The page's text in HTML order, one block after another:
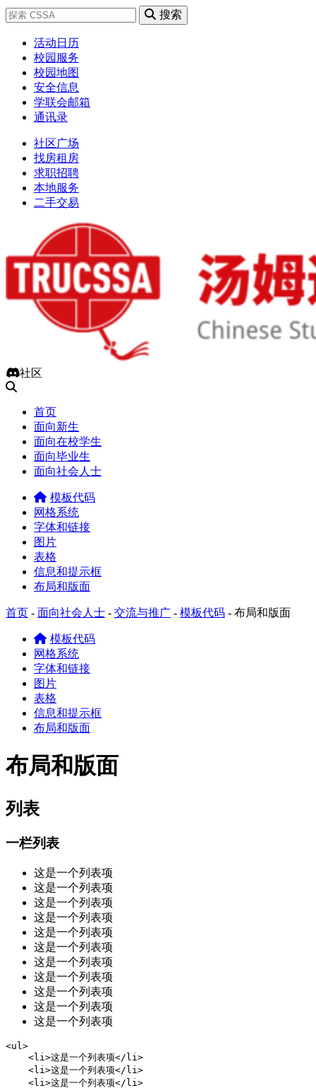
搜索
活动日历
校园服务
校园地图
安全信息
学联会邮箱
通讯录
社区广场
找房租房
求职招聘
本地服务
二手交易
社区
首页
面向新生
面向在校学生
面向毕业生
面向社会人士
模板代码
网格系统
字体和链接
图片
表格
信息和提示框
布局和版面
首页 - 面向社会人士 - 交流与推广 - 模板代码 - 布局和版面
模板代码
网格系统
字体和链接
图片
表格
信息和提示框
布局和版面
布局和版面
列表
一栏列表
这是一个列表项
这是一个列表项
这是一个列表项
这是一个列表项
这是一个列表项
这是一个列表项
这是一个列表项
这是一个列表项
这是一个列表项
这是一个列表项
这是一个列表项
<ul>
    <li>这是一个列表项</li>
    <li>这是一个列表项</li>
    <li>这是一个列表项</li>